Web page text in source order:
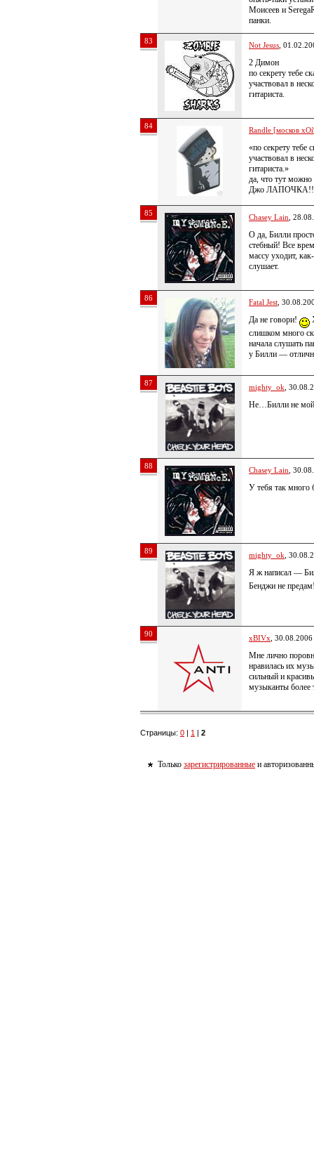
Моисеев и
панки.
83 Not Jesus ,
2 Димон
по секрету тебе
участвовал в
гитариста.
84 Randle [москов
«по секрету тебе
участвовал в
гитариста.»
да, что тут можно
Джо
85 Chasey Lain ,
О да, Билли
стебный! Все
массу уходит,
слушает.
86 Fatal Jest ,
Да не говори!
слишком много
начала слушать
у Билли —
87 mighty_ok ,
Не…Билли не
88 Chasey Lain ,
У тебя так много
89 mighty_ok ,
Я ж написал —
Бенджи не
90 xBIVx ,
Мне лично
нравилась их
сильный и
музыканты более
Страницы: 0 | 1 | 2
Только зарегистрированные и